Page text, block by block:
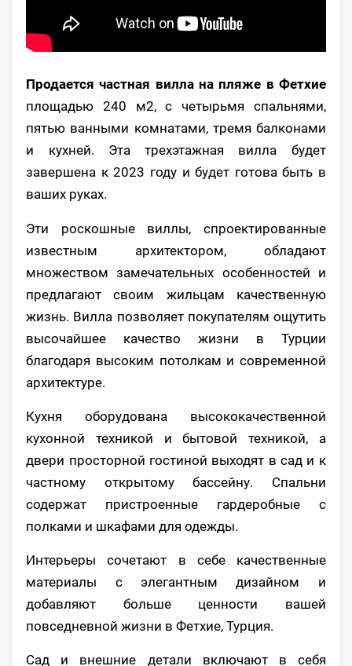
Продается частная вилла на пляже в Фетхие
площадью 240 м2, с четырьмя спальнями,
пятью ванными комнатами, тремя балконами
и кухней. Эта трехэтажная вилла будет
завершена к 2023 году и будет готова быть в
ваших руках.
Эти роскошные виллы, спроектированные
известным архитектором, обладают
множеством замечательных особенностей и
предлагают своим жильцам качественную
жизнь. Вилла позволяет покупателям ощутить
высочайшее качество жизни в Турции
благодаря высоким потолкам и современной
архитектуре.
Кухня оборудована высококачественной
кухонной техникой и бытовой техникой, а
двери просторной гостиной выходят в сад и к
частному открытому бассейну. Спальни
содержат пристроенные гардеробные с
полками и шкафами для одежды.
Интерьеры сочетают в себе качественные
материалы с элегантным дизайном и
добавляют больше ценности вашей
повседневной жизни в Фетхие, Турция.
Сад и внешние детали включают в себя